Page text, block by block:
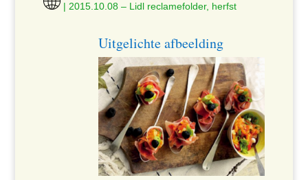
| 2015.10.08 – Lidl reclamefolder, herfst
Uitgelichte afbeelding